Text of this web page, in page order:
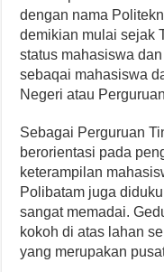
dengan nama
demikian mulai sejak
status mahasiswa
sebaqai mahasiswa
Negeri atau
Sebagai Perguruan
berorientasi pada
keterampilan
Polibatam juga
sangat memadai.
kokoh di atas lahan
yang merupakan